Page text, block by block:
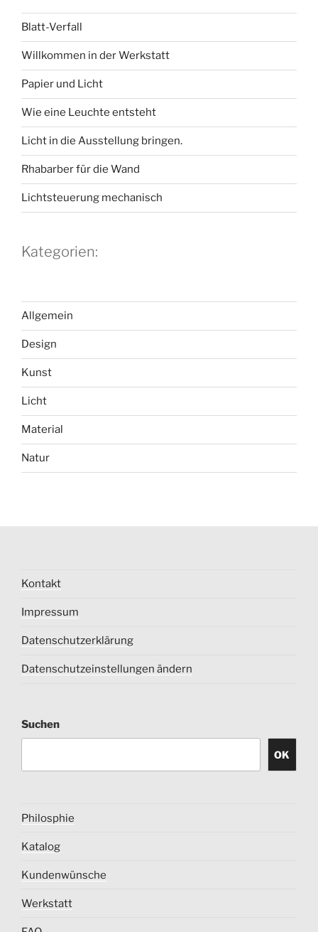
Blatt-Verfall
Willkommen in der Werkstatt
Papier und Licht
Wie eine Leuchte entsteht
Licht in die Ausstellung bringen.
Rhabarber für die Wand
Lichtsteuerung mechanisch
Kategorien:
Allgemein
Design
Kunst
Licht
Material
Natur
Kontakt
Impressum
Datenschutzerklärung
Datenschutzeinstellungen ändern
Suchen
OK
Philosphie
Katalog
Kundenwünsche
Werkstatt